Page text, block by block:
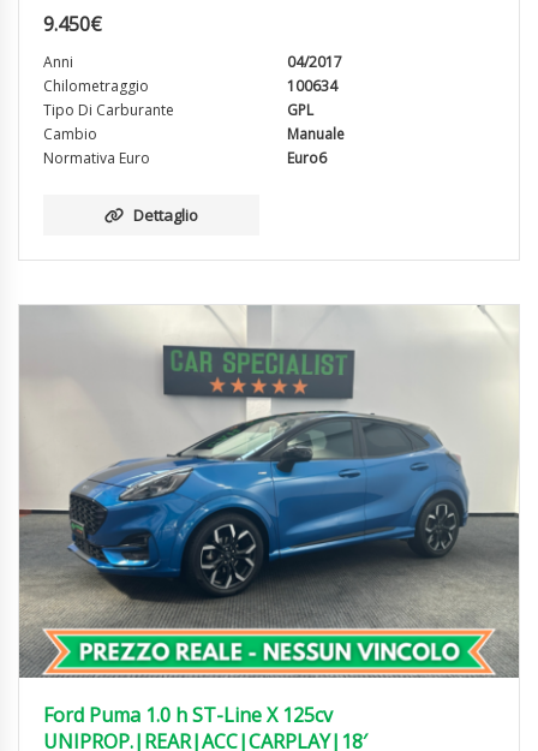
9.450€
Anni
04/2017
Chilometraggio
100634
Tipo Di Carburante
GPL
Cambio
Manuale
Normativa Euro
Euro6
Dettaglio
Ford Puma 1.0 h ST-Line X 125cv
UNIPROP.|REAR|ACC|CARPLAY|18′